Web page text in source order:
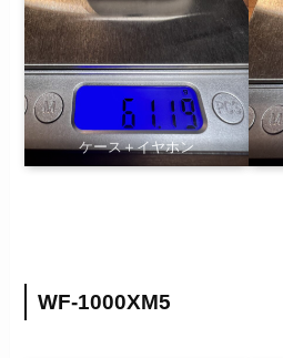
ケース＋イヤホン
WF-1000XM5